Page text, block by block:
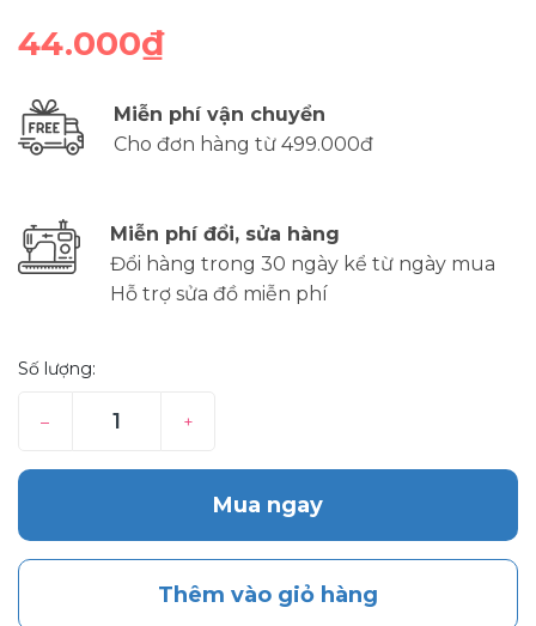
44.000₫
Miễn phí vận chuyển
Cho đơn hàng từ 499.000đ
Miễn phí đổi, sửa hàng
Đổi hàng trong 30 ngày kể từ ngày mua
Hỗ trợ sửa đồ miễn phí
Số lượng:
– +
Mua ngay
Thêm vào giỏ hàng